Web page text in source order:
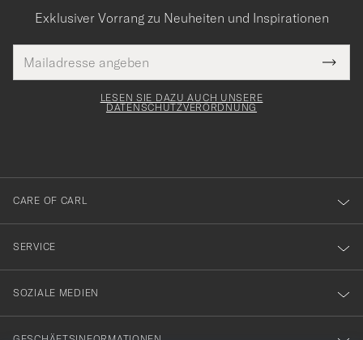
Exklusiver Vorrang zu Neuheiten und Inspirationen
Mail
Adresse
Tack
för
dig
till
vårt
nyhetsbrev!
LESEN SIE DAZU AUCH UNSERE
DATENSCHUTZVERORDNUNG
CARE OF CARL
SERVICE
SOZIALE MEDIEN